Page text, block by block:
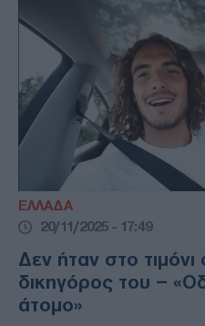
ΕΛΛΑΔΑ
20/11/2025 - 17:49
Δεν ήταν στο τιμόνι
δικηγόρος του –
άτομο»